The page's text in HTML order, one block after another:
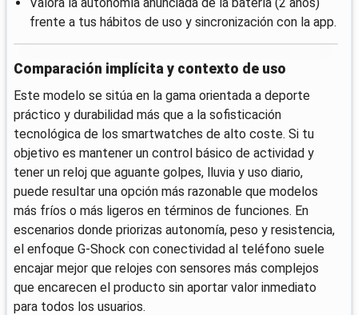
frente a tus hábitos de uso y sincronización con la app.
Comparación implícita y contexto de uso
Este modelo se sitúa en la gama orientada a deporte
práctico y durabilidad más que a la sofisticación
tecnológica de los smartwatches de alto coste. Si tu
objetivo es mantener un control básico de actividad y
tener un reloj que aguante golpes, lluvia y uso diario,
puede resultar una opción más razonable que modelos
más fríos o más ligeros en términos de funciones. En
escenarios donde priorizas autonomía, peso y resistencia,
el enfoque G-Shock con conectividad al teléfono suele
encajar mejor que relojes con sensores más complejos
que encarecen el producto sin aportar valor inmediato
para todos los usuarios.